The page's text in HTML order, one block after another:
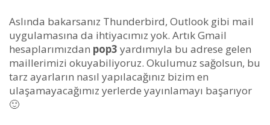
Aslında bakarsanız Thunderbird, Outlook gibi mail
uygulamasına da ihtiyacımız yok. Artık Gmail
hesaplarımızdan pop3 yardımıyla bu adrese gelen
maillerimizi okuyabiliyoruz. Okulumuz sağolsun, bu
tarz ayarların nasıl yapılacağınız bizim en
ulaşamayacağımız yerlerde yayınlamayı başarıyor
🙂